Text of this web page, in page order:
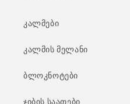
კალმები
კალმის მელანი
ბლოკნოტები
ჯიბის საათები